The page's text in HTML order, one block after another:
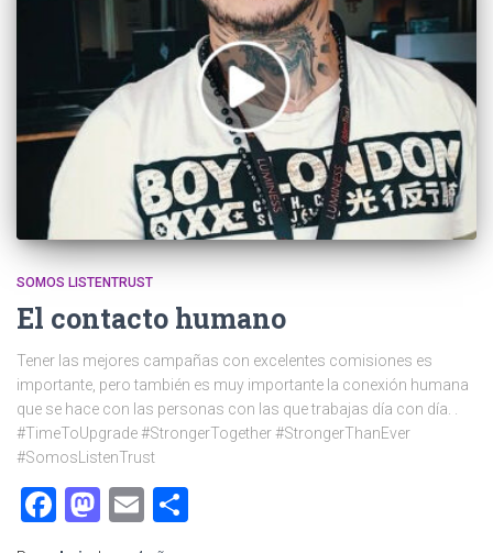
SOMOS LISTENTRUST
El contacto humano
Tener las mejores campañas con excelentes comisiones es
importante, pero también es muy importante la conexión humana
que se hace con las personas con las que trabajas día con día. .
#TimeToUpgrade #StrongerTogether #StrongerThanEver
#SomosListenTrust
Facebook
Mastodon
Email